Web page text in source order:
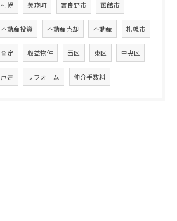
札幌 美瑛町 富良野市 函館市
不動産投資 不動産売却 不動産 札幌市
査定 収益物件 西区 東区 中央区
戸建 リフォーム 仲介手数料